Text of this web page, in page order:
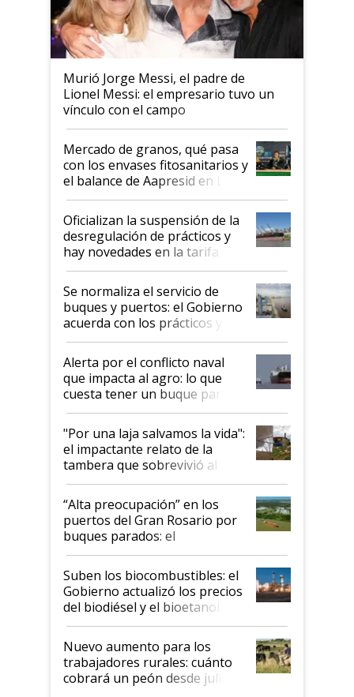
Murió Jorge Messi, el padre de
Lionel Messi: el empresario tuvo un
vínculo con el campo
Mercado de granos, qué pasa
con los envases fitosanitarios y
el balance de Aapresid en La
Posta
Oficializan la suspensión de la
desregulación de prácticos y
hay novedades en la tarifa de
la hidrovía
Se normaliza el servicio de
buques y puertos: el Gobierno
acuerda con los prácticos y
suspende el decreto de
desregulación
Alerta por el conflicto naval
que impacta al agro: lo que
cuesta tener un buque parado
y el peligro de que Argentina
pase a ser "país sucio"
"Por una laja salvamos la vida":
el impactante relato de la
tambera que sobrevivió al
tornado
“Alta preocupación” en los
puertos del Gran Rosario por
buques parados: el
funcionamiento de las
exportadoras en tensión tras
la medida de fuerza de los
prácticos
Suben los biocombustibles: el
Gobierno actualizó los precios
del biodiésel y el bioetanol
Nuevo aumento para los
trabajadores rurales: cuánto
cobrará un peón desde julio